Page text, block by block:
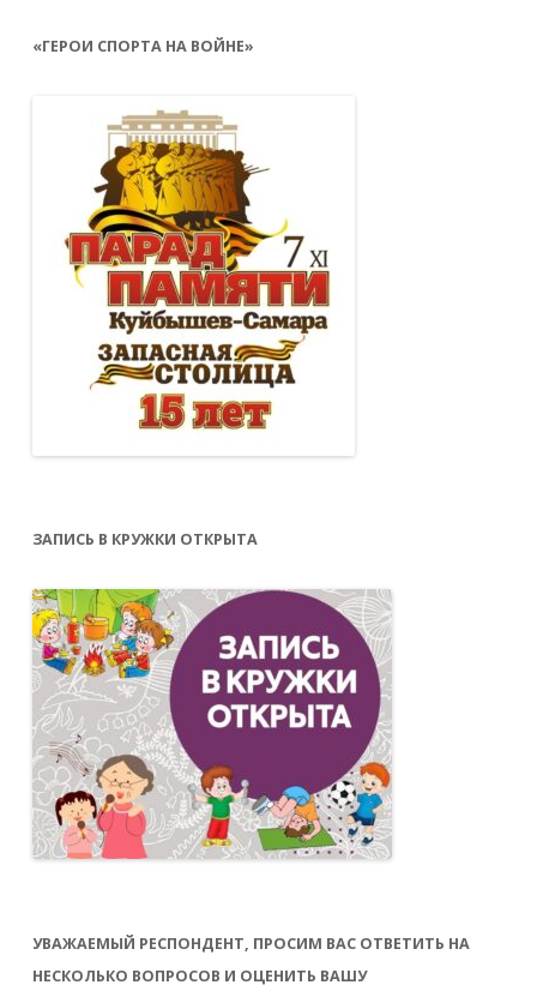
«ГЕРОИ СПОРТА НА ВОЙНЕ»
ЗАПИСЬ В КРУЖКИ ОТКРЫТА
УВАЖАЕМЫЙ РЕСПОНДЕНТ, ПРОСИМ ВАС ОТВЕТИТЬ НА
НЕСКОЛЬКО ВОПРОСОВ И ОЦЕНИТЬ ВАШУ